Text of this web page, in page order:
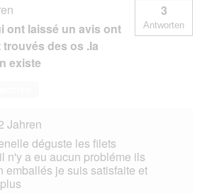
ont laissé un avis ont
des os .la
existe
3
Antworten
Jahren
déguste les filets
n'y a eu aucun probléme ils
emballés je suis satisfaite et